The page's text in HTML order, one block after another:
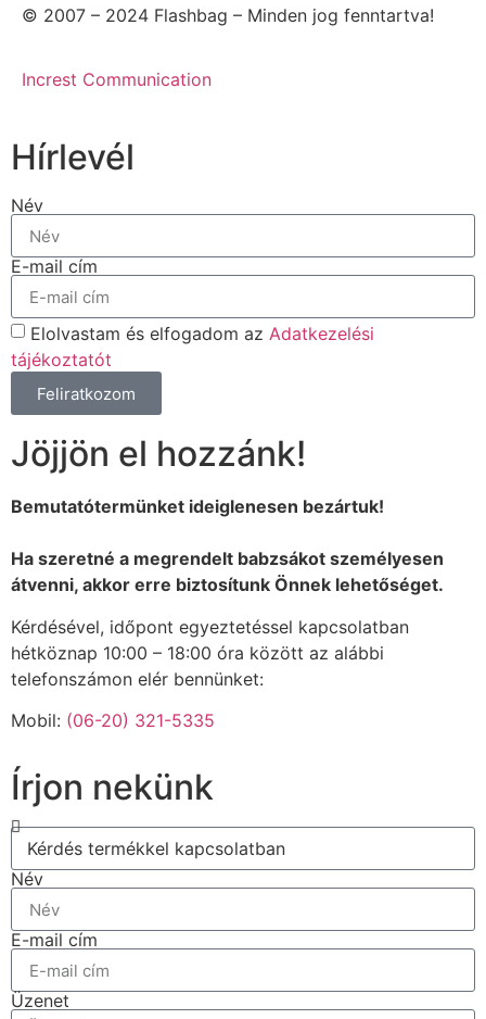
© 2007 – 2024 Flashbag – Minden jog fenntartva!
Increst Communication
Hírlevél
Név
E-mail cím
Elolvastam és elfogadom az Adatkezelési
tájékoztatót
Feliratkozom
Jöjjön el hozzánk!
Bemutatótermünket ideiglenesen bezártuk!
Ha szeretné a megrendelt babzsákot személyesen
átvenni, akkor erre biztosítunk Önnek lehetőséget.
Kérdésével, időpont egyeztetéssel kapcsolatban
hétköznap 10:00 – 18:00 óra között az alábbi
telefonszámon elér bennünket:
Mobil: (06-20) 321-5335
Írjon nekünk
Név
E-mail cím
Üzenet